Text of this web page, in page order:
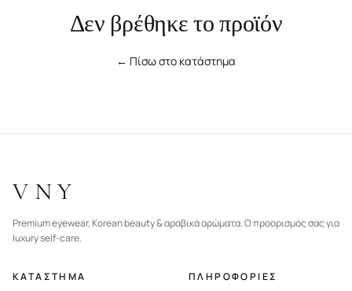
Δεν βρέθηκε το προϊόν
← Πίσω στο κατάστημα
VNY
Premium eyewear, Korean beauty & αραβικά αρώματα. Ο προορισμός σας για
luxury self-care.
ΚΑΤΑΣΤΗΜΑ
ΠΛΗΡΟΦΟΡΙΕΣ